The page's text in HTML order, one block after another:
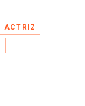
ACTRIZ